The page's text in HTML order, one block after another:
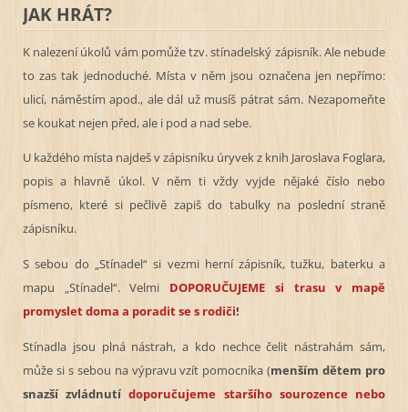
JAK HRÁT?
K nalezení úkolů vám pomůže tzv. stínadelský zápisník. Ale nebude
to zas tak jednoduché. Místa v něm jsou označena jen nepřímo:
ulicí, náměstím apod., ale dál už musíš pátrat sám. Nezapomeňte
se koukat nejen před, ale i pod a nad sebe.
U každého místa najdeš v zápisníku úryvek z knih Jaroslava Foglara,
popis a hlavně úkol. V něm ti vždy vyjde nějaké číslo nebo
písmeno, které si pečlivě zapiš do tabulky na poslední straně
zápisníku.
S sebou do „Stínadel“ si vezmi herní zápisník, tužku, baterku a
mapu „Stínadel“. Velmi DOPORUČUJEME si trasu v mapě
promyslet doma a poradit se s rodiči!
Stínadla jsou plná nástrah, a kdo nechce čelit nástrahám sám,
může si s sebou na výpravu vzít pomocníka (menším dětem pro
snazší zvládnutídoporučujeme staršího sourozence nebo